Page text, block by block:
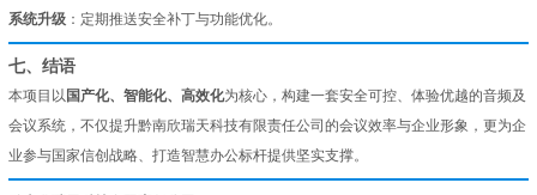
系统升级：定期推送安全补丁与功能优化。
七、结语
本项目以 国产化、智能化、高效化为核心，构建一套安全可控、体验优越的音频及
会议系统，不仅提升黔南欣瑞天科技有限责任公司的会议效率与企业形象，更为企
业参与国家信创战略、打造智慧办公标杆提供坚实支撑。